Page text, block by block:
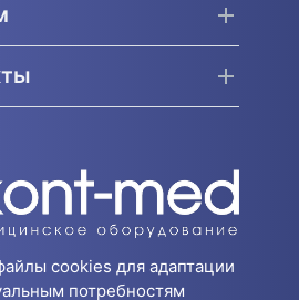
cookies для адаптации
потребностям